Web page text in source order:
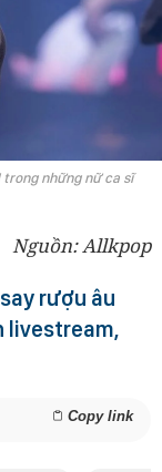
trong những nữ ca sĩ
Nguồn: Allkpop
rượu âu
livestream,
Copy link